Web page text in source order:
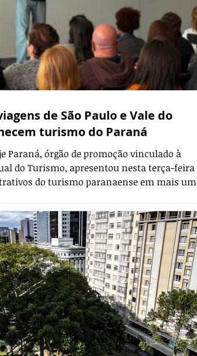
de São Paulo e Vale do
turismo do Paraná
Paraná, órgão de promoção vinculado à
do Turismo, apresentou nesta terça-feira
do turismo paranaense em mais um
O encontro foi em Campos do Jordão,
profissionais que atuam no estado de São
nos 39 municípios da Região
do Paraíba. A região abrange 6,52% da
ediç